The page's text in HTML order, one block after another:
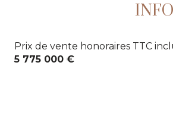
Prix de vente honoraires TTC
5 775 000 €